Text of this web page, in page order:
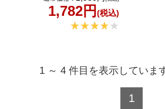
1,782円(税込)
1 ～ 4 件目を表示していま
1